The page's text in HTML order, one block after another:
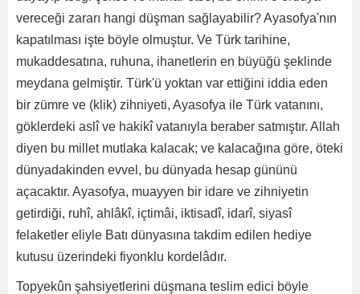
vereceği zararı hangi düşman sağlayabilir? Ayasofya'nın
kapatılması işte böyle olmuştur. Ve Türk tarihine,
mukaddesatına, ruhuna, ihanetlerin en büyüğü şeklinde
meydana gelmiştir. Türk'ü yoktan var ettiğini iddia eden
bir zümre ve (klik) zihniyeti, Ayasofya ile Türk vatanını,
göklerdeki aslî ve hakikî vatanıyla beraber satmıştır. Allah
diyen bu millet mutlaka kalacak; ve kalacağına göre, öteki
dünyadakinden evvel, bu dünyada hesap gününü
açacaktır. Ayasofya, muayyen bir idare ve zihniyetin
getirdiği, ruhî, ahlâkî, içtimâi, iktisadî, idarî, siyasî
felaketler eliyle Batı dünyasına takdim edilen hediye
kutusu üzerindeki fiyonklu kordelâdır.
Topyekûn şahsiyetlerini düşmana teslim edici böyle